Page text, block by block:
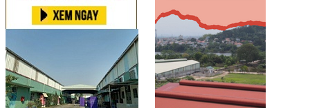
Hotline:0966 398 919
Đăng ký
Đăng tin bán/cho thuê